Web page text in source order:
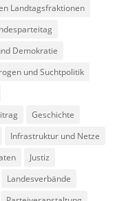
Landtagsfraktionen
Demokratie
und Suchtpolitik
Geschichte
Infrastruktur und Netze
Justiz
Landesverbände